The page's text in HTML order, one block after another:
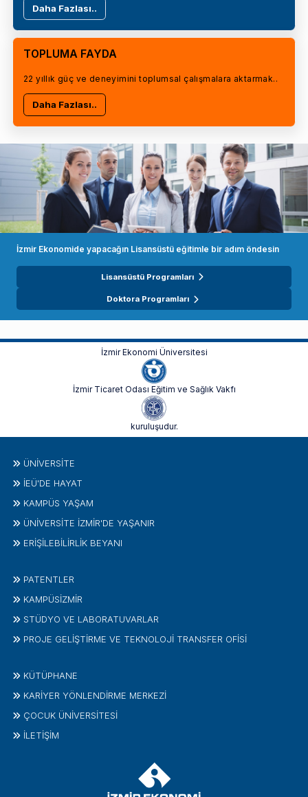
Daha Fazlası..
TOPLUMA FAYDA
22 yıllık güç ve deneyimini toplumsal çalışmalara aktarmak..
Daha Fazlası..
İzmir Ekonomide yapacağın Lisansüstü eğitimle bir adım öndesin
Lisansüstü Programları
Doktora Programları
İzmir Ekonomi Üniversitesi
İzmir Ticaret Odası Eğitim ve Sağlık Vakfı
kuruluşudur.
ÜNIVERSITE
İEÜ'DE HAYAT
KAMPÜS YAŞAM
ÜNİVERSİTE İZMİR'DE YAŞANIR
ERİŞİLEBİLİRLİK BEYANI
PATENTLER
KAMPÜSİZMIR
STÜDYO VE LABORATUVARLAR
PROJE GELIŞTIRME VE TEKNOLOJI TRANSFER OFISI
KÜTÜPHANE
KARİYER YÖNLENDİRME MERKEZİ
ÇOCUK ÜNIVERSITESI
İLETIŞIM